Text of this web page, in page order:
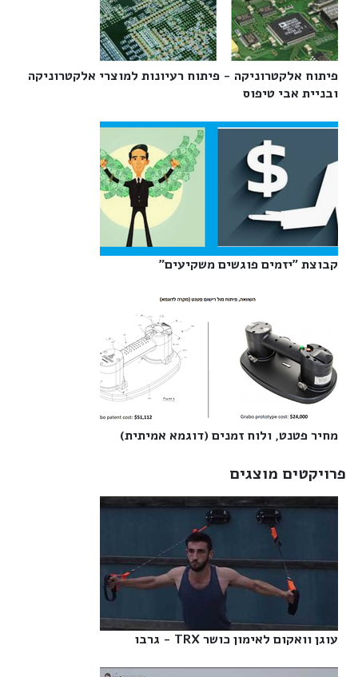
פיתוח אלקטרוניקה - פיתוח רעיונות למוצרי אלקטרוניקה
ובניית אבי טיפוס‎
קבוצת "יזמים פוגשים משקיעים"‎
מחיר פטנט, ולוח זמנים (דוגמא אמיתית)‎
פרויקטים מוצגים
עוגן וואקום לאימון כושר TRX - גרבו‎